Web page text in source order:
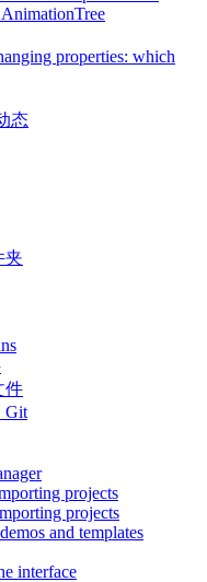
properties: which
态
夹
件
Git
projects
projects
and templates
interface